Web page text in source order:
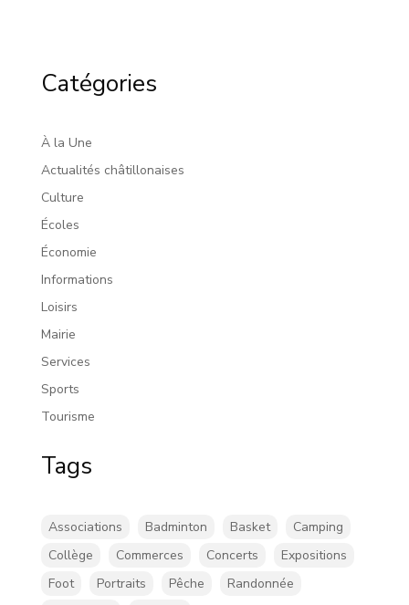
Catégories
À la Une
Actualités châtillonaises
Culture
Écoles
Économie
Informations
Loisirs
Mairie
Services
Sports
Tourisme
Tags
Associations Badminton Basket
Camping
Collège
Commerces Concerts
Expositions
Foot
Portraits Pêche
Randonnée